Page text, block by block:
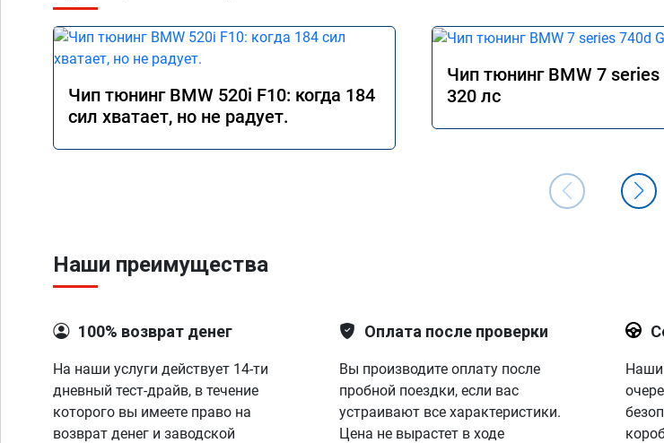
Чип тюнинг BMW 520i F10: когда 184
сил хватает, но не радует.
Чип тюнинг BMW 7 series
320 лс
Наши преимущества
100% возврат денег
На наши услуги действует 14-ти
дневный тест-драйв, в течение
которого вы имеете право на
возврат денег и заводской
Оплата после проверки
Вы производите оплату после
пробной поездки, если вас
устраивают все характеристики.
Цена не вырастет в ходе
Наши